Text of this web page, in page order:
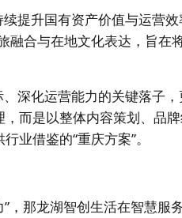
提升国有资产价值与运营
融合与在地文化表达，旨在
深化运营能力的关键落子
而是以整体内容策划、品
业借鉴的“重庆方案”。
，那龙湖智创生活在智慧